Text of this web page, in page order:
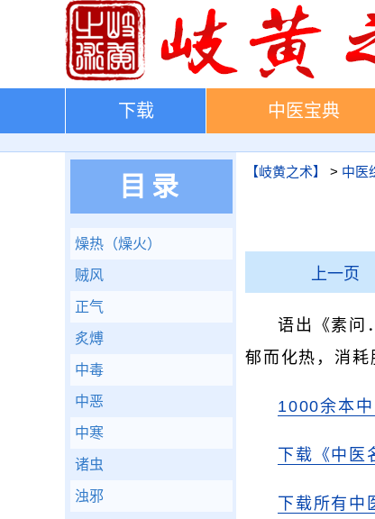
下载 中医宝典
【岐黄之术】 > 中医
上一页
语出《素问
郁而化热，消耗
1000余本
下载《中医
下载所有中
目录
燥热（燥火）
贼风
正气
炙煿
中毒
中恶
中寒
诸虫
浊邪